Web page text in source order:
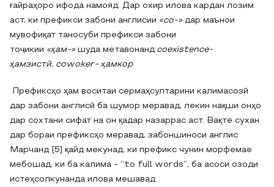
ғайраҳоро ифода намояд. Дар охир илова кардан лозим
аст, ки префикси забони англисии «со-»дар маънои
мувофиқат таносуби префикси забони
тоҷикии «ҳам-»шуда метавонанд:coexistence-
ҳамзистӣ, cowoker- ҳамкор
Префиксҳо ҳам воситаи сермаҳсултарини калимасозӣ
дар забони англисӣ ба шумор меравад, лекин нақши онҳо
дар сохтани сифат на он қадар назаррас аст. Вақте сухан
дар бораи префиксҳо меравад, забоншиноси англис
Марчанд [5] қайд мекунад, ки префикс чунин морфемае
мебошад, ки ба калима - “to full words”, ба асоси озоди
истеҳсолкунанда илова мешавад.